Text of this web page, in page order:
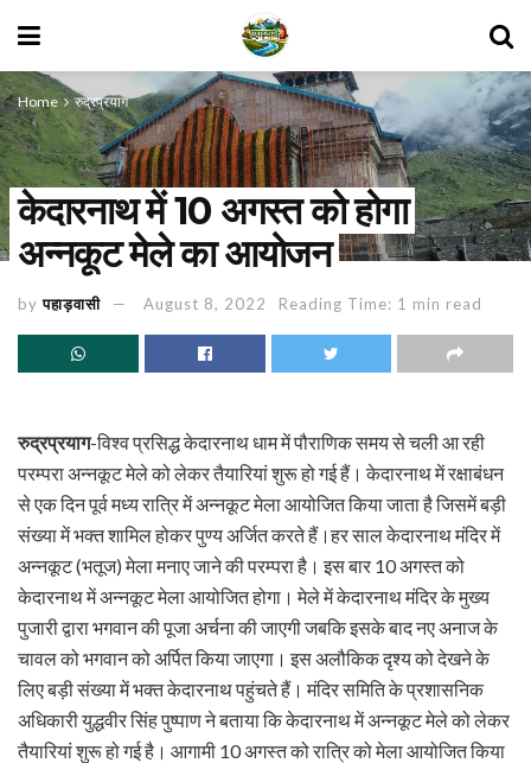
Home रुद्रप्रयाग
केदारनाथ में 10 अगस्त को होगा
अन्नकूट मेले का आयोजन
by पहाड़वासी August 8, 2022 Reading Time: 1 min read
रुद्रप्रयाग-विश्व प्रसिद्ध केदारनाथ धाम में पौराणिक समय से चली आ रही
परम्परा अन्नकूट मेले को लेकर तैयारियां शुरू हो गई हैं। केदारनाथ में रक्षाबंधन
से एक दिन पूर्व मध्य रात्रि में अन्नकूट मेला आयोजित किया जाता है जिसमें बड़ी
संख्या में भक्त शामिल होकर पुण्य अर्जित करते हैं।हर साल केदारनाथ मंदिर में
अन्नकूट (भतूज) मेला मनाए जाने की परम्परा है। इस बार 10 अगस्त को
केदारनाथ में अन्नकूट मेला आयोजित होगा। मेले में केदारनाथ मंदिर के मुख्य
पुजारी द्वारा भगवान की पूजा अर्चना की जाएगी जबकि इसके बाद नए अनाज के
चावल को भगवान को अर्पित किया जाएगा। इस अलौकिक दृश्य को देखने के
लिए बड़ी संख्या में भक्त केदारनाथ पहुंचते हैं। मंदिर समिति के प्रशासनिक
अधिकारी युद्धवीर सिंह पुष्पाण ने बताया कि केदारनाथ में अन्नकूट मेले को लेकर
तैयारियां शुरू हो गई है। आगामी 10 अगस्त को रात्रि को मेला आयोजित किया